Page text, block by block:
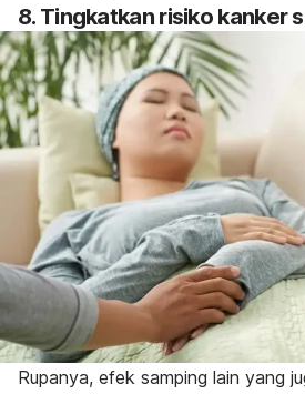
8. Tingkatkan risiko kanker
Rupanya, efek samping lain yang